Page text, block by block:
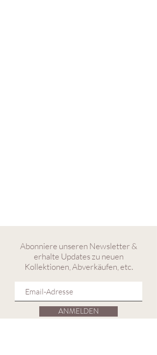
Abonniere unseren Newsletter &
erhalte Updates zu neuen
Kollektionen, Abverkäufen, etc.
ANMELDEN